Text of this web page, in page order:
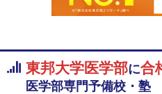
偏差値ランキ
東邦大学医学部に合
医学部専門予備校・塾